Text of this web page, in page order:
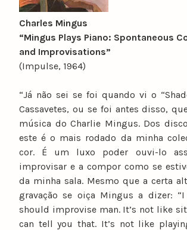
Charles Mingus
“Mingus Plays Piano: Spontaneous
and Improvisations”
(Impulse, 1964)
“Já não sei se foi quando vi o
Cassavetes, ou se foi antes disso,
música do Charlie Mingus. Dos
este é o mais rodado da minha
cor. É um luxo poder ouvi-lo
improvisar e a compor como se
da minha sala. Mesmo que a certa
gravação se oiça Mingus a dizer:
should improvise man. It’s not like
can tell you that. It’s not like